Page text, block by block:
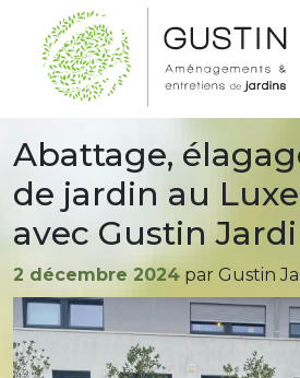
Abattage,
de jardin au
avec Gustin
Publié
le
2 décembre 2024 par Gustin